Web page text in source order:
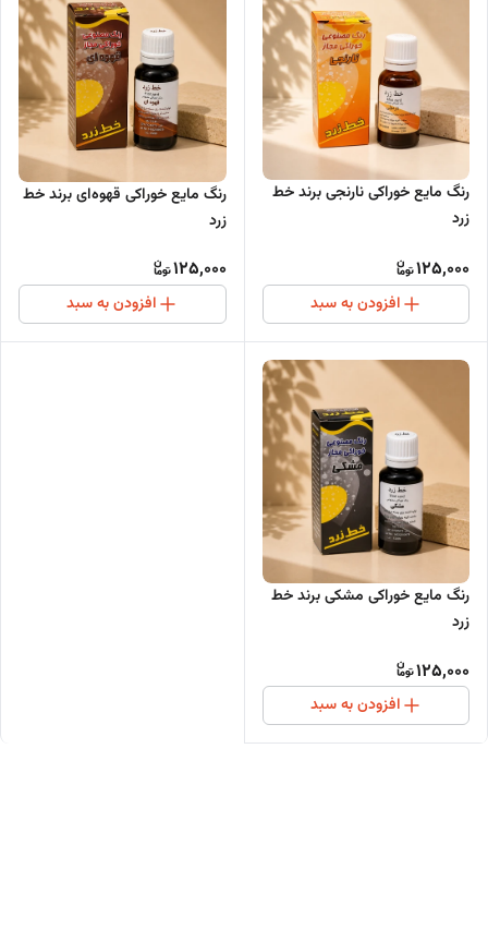
رنگ مایع خوراکی نارنجی برند خط
زرد
125,000
افزودن به سبد
رنگ مایع خوراکی قهوه‌ای برند خط
زرد
125,000
افزودن به سبد
رنگ مایع خوراکی مشکی برند خط
زرد
125,000
افزودن به سبد